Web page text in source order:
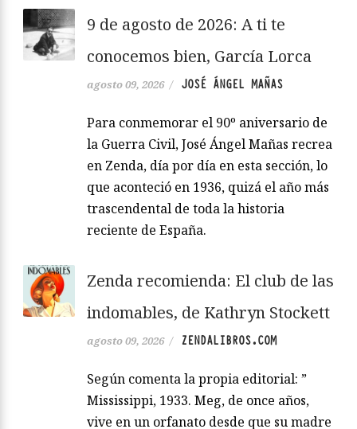
9 de agosto de 2026: A ti te
conocemos bien, García Lorca
agosto 09, 2026 / JOSÉ ÁNGEL MAÑAS
Para conmemorar el 90º aniversario de
la Guerra Civil, José Ángel Mañas recrea
en Zenda, día por día en esta sección, lo
que aconteció en 1936, quizá el año más
trascendental de toda la historia
reciente de España.
Zenda recomienda: El club de las
indomables, de Kathryn Stockett
agosto 09, 2026 / ZENDALIBROS.COM
Según comenta la propia editorial: ”
Mississippi, 1933. Meg, de once años,
vive en un orfanato desde que su madre